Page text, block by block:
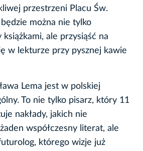
przestrzeni Placu Św.
można nie tylko
książkami, ale przysiąść na
w lekturze przy pysznej kawie
Lema jest w polskiej
To nie tylko pisarz, który 11
nakłady, jakich nie
współczesny literat, ale
którego wizje już